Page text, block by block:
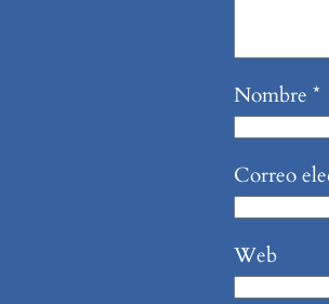
Nombre *
Correo
Web